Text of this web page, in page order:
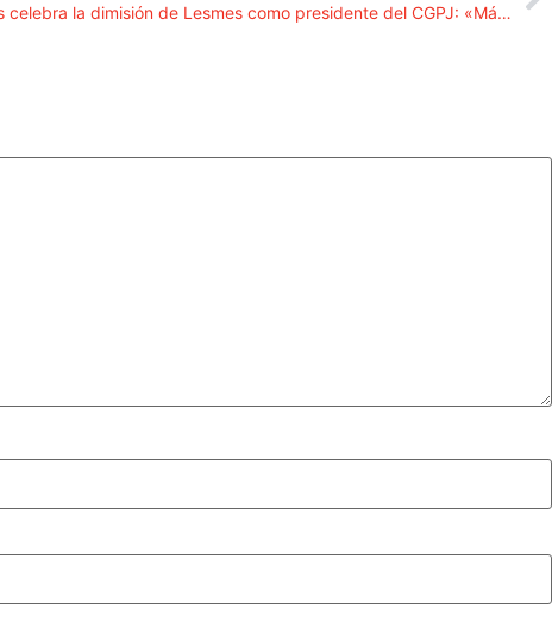
La Unión Progresista de Fiscales celebra la dimisión de Lesmes como presidente del CGPJ: «Más vale tarde que nunca»